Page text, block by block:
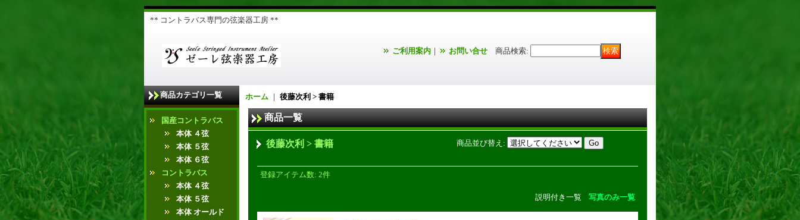
** コントラバス専門の弦楽器工房 **
ご利用案内 ｜ お問い合せ 商品検索:
商品カテゴリ一覧
国産コントラバス
本体 ４弦
本体 ５弦
本体 ６弦
コントラバス
本体 ４弦
本体 ５弦
本体 オールド
ホーム ｜ 後藤次利 > 書籍
商品一覧
後藤次利 > 書籍 商品並び替え :
登録アイテム数: 2件
説明付き一覧 写真のみ一覧